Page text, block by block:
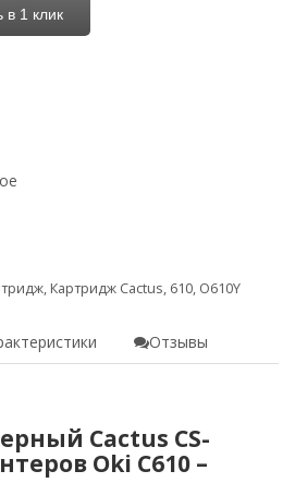
в 1 клик
, Картридж Cactus, 610, O610Y
Отзывы
Cactus CS-
Oki C610 –